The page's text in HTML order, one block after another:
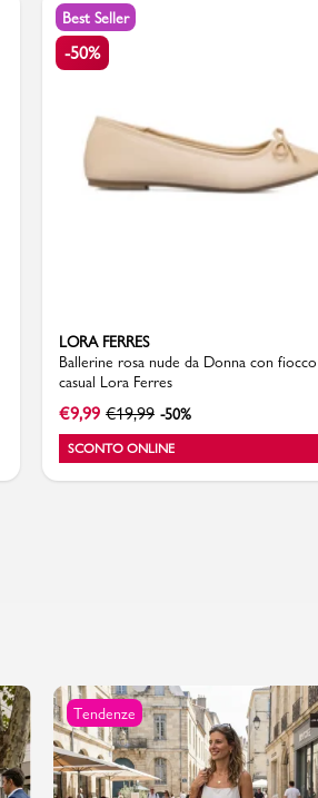
PMagazine
Best Seller
-50%
LORA FERRES
Ballerine rosa nude da Donna con fiocco
casual Lora Ferres
€9,99 €19,99 -50%
SCONTO ONLINE
Tendenze